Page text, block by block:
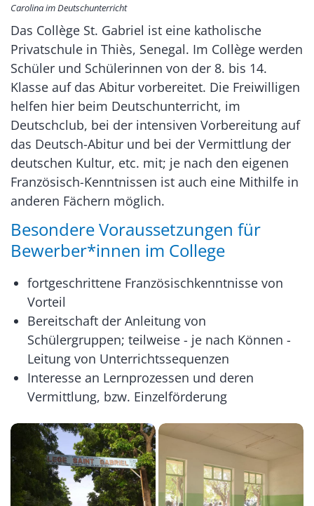
Carolina im Deutschunterricht
Das Collège St. Gabriel ist eine katholische
Privatschule in Thiès, Senegal. Im Collège werden
Schüler und Schülerinnen von der 8. bis 14.
Klasse auf das Abitur vorbereitet. Die Freiwilligen
helfen hier beim Deutschunterricht, im
Deutschclub, bei der intensiven Vorbereitung auf
das Deutsch-Abitur und bei der Vermittlung der
deutschen Kultur, etc. mit; je nach den eigenen
Französisch-Kenntnissen ist auch eine Mithilfe in
anderen Fächern möglich.
Besondere Voraussetzungen für
Bewerber*innen im College
fortgeschrittene Französischkenntnisse von
Vorteil
Bereitschaft der Anleitung von
Schülergruppen; teilweise - je nach Können -
Leitung von Unterrichtssequenzen
Interesse an Lernprozessen und deren
Vermittlung, bzw. Einzelförderung